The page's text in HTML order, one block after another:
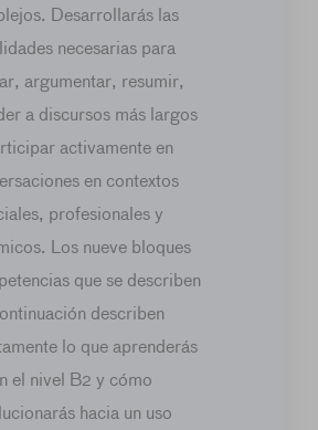
Desarrollarás las
necesarias para
argumentar, resumir,
a discursos más largos
activamente en
en contextos
profesionales y
Los nueve bloques
que se describen
describen
lo que aprenderás
el nivel B2 y cómo
hacia un uso